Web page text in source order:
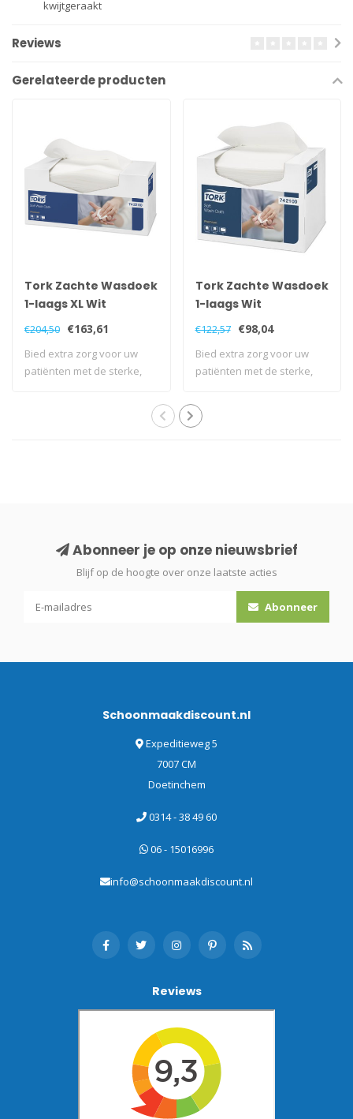
kwijtgeraakt
Reviews
Gerelateerde producten
Tork Zachte Wasdoek
1-laags XL Wit
€204,50 €163,61
Bied extra zorg voor uw
patiënten met de sterke,
Tork Zachte Wasdoek
1-laags Wit
€122,57 €98,04
Bied extra zorg voor uw
patiënten met de sterke,
Abonneer je op onze nieuwsbrief
Blijf op de hoogte over onze laatste acties
Abonneer
Schoonmaakdiscount.nl
Expeditieweg 5
7007 CM
Doetinchem
0314 - 38 49 60
06 - 15016996
info@schoonmaakdiscount.nl
Reviews